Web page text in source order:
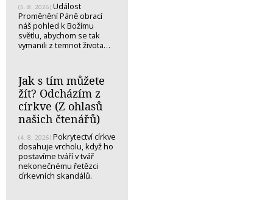
(5. 8. 2026) Událost
Proměnění Páně obrací
náš pohled k Božímu
světlu, abychom se tak
vymanili z temnot života…
Jak s tím můžete
žít? Odcházím z
církve (Z ohlasů
našich čtenářů)
(4. 8. 2026) Pokrytectví církve
dosahuje vrcholu, když ho
postavíme tváří v tvář
nekonečnému řetězci
církevních skandálů.